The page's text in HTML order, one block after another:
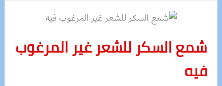
شمع السكر للشعر غير المرغوب
فيه